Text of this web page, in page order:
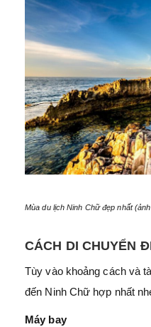
Mùa du lịch Ninh Chữ đẹp nhất
CÁCH DI CHUYỂN
Tùy vào khoảng cách và
đến Ninh Chữ hợp nhất
Máy bay